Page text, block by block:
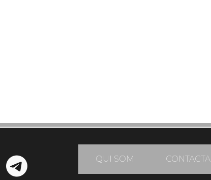
QUI SOM CONTACTA